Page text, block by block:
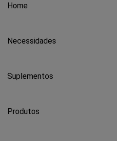
Home
Necessidades
Suplementos
Produtos